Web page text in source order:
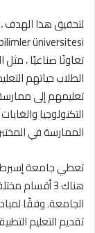
تعاونًا صناعيًا ، مثل
الطلاب حياتهم
تعليمهم إلى
التكنولوجيا
الممارسة في
تعطي جامعة إسبرطة
هناك 3
تقديم التعليم